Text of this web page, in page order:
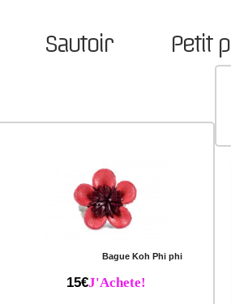
Sautoir Petit
Bague Koh Phi phi
15€J'Achete!